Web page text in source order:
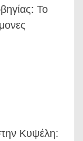
Το
Κυψέλη: